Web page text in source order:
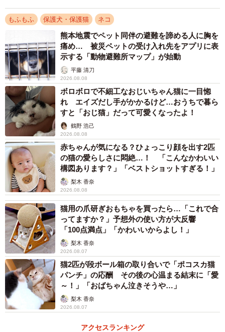
もふもふ 保護犬・保護猫 ネコ
熊本地震でペット同伴の避難を諦める人に胸を
痛め… 被災ペットの受け入れ先をアプリに表
示する「動物避難所マップ」が始動
平藤 清刀
2026.08.08
ボロボロで不細工なおじいちゃん猫に一目惚
れ エイズだし手がかかるけど…おうちで暮ら
すと「おじ猫」だって可愛くなったよ！
鶴野 浩己
2026.08.08
赤ちゃんが気になる？ひょっこり顔を出す2匹
の猫の愛らしさに悶絶…！ 「こんなかわいい
構図あります？」「ベストショットすぎる！」
梨木 香奈
2026.08.08
猫用の爪研ぎおもちゃを買ったら…「これで合
ってますか？」予想外の使い方が大反響
「100点満点」「かわいいからよし！」
梨木 香奈
2026.08.07
猫2匹が段ボール箱の取り合いで「ポコスカ猫
パンチ」の応酬 その後の心温まる結末に「愛
～！」「おばちゃん泣きそうや…」
梨木 香奈
2026.08.07
アクセスランキング